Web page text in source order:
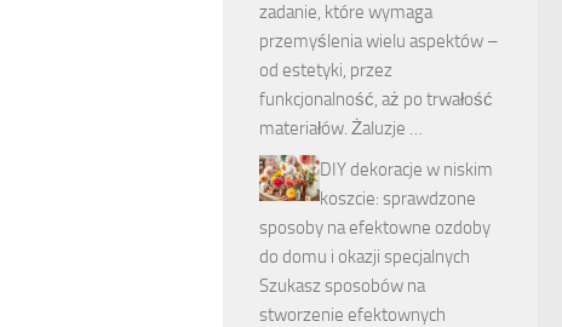
zadanie, które wymaga
przemyślenia wielu aspektów –
od estetyki, przez
funkcjonalność, aż po trwałość
materiałów. Żaluzje …
DIY dekoracje w niskim
koszcie: sprawdzone
sposoby na efektowne ozdoby
do domu i okazji specjalnych
Szukasz sposobów na
stworzenie efektownych